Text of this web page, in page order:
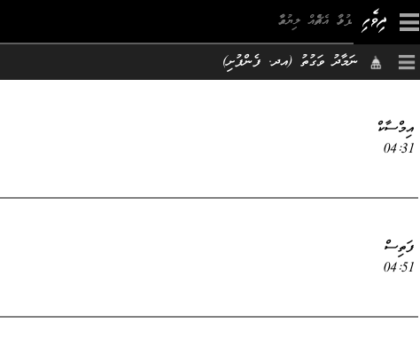
×
ނަމާދު ވަގުތު (އދ. ފެންފުށި)
އިމްސާކް
04:31
ފަތިސް
04:51